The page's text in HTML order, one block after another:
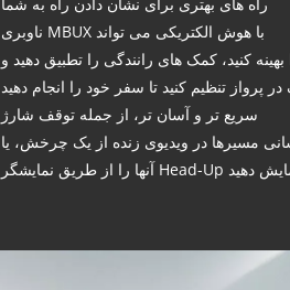
ناوبری MBUX با هوش الکتریکی می تواند
کنید، کمک های رانندگی را تطبیق دهید و
در پرواز تنظیم کنید تا سفر خود را انجام دهید
سریع تر و آسان تر، از جمله توقف شارژ
مسیرها در ویدیوی زنده از یک چرخش، یا